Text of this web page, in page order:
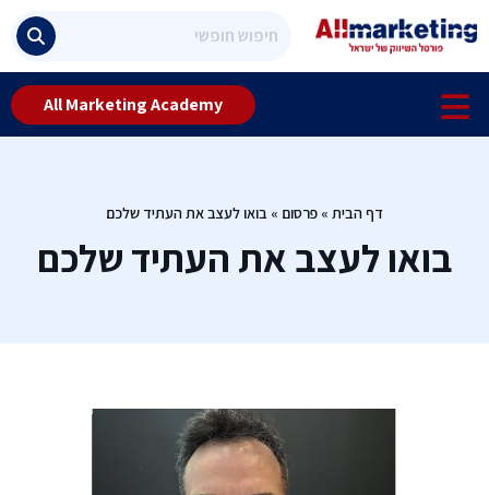
All Marketing Academy
דף הבית » פרסום » בואו לעצב את העתיד שלכם
בואו לעצב את העתיד שלכם